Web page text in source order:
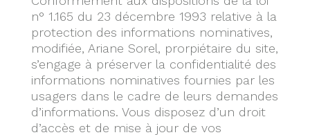
n° 1.165 du 23 décembre 1993 relative à la
protection des informations nominatives,
modifiée, Ariane Sorel, prorpiétaire du site,
s’engage à préserver la confidentialité des
informations nominatives fournies par les
usagers dans le cadre de leurs demandes
d’informations. Vous disposez d’un droit
d’accès et de mise à jour de vos